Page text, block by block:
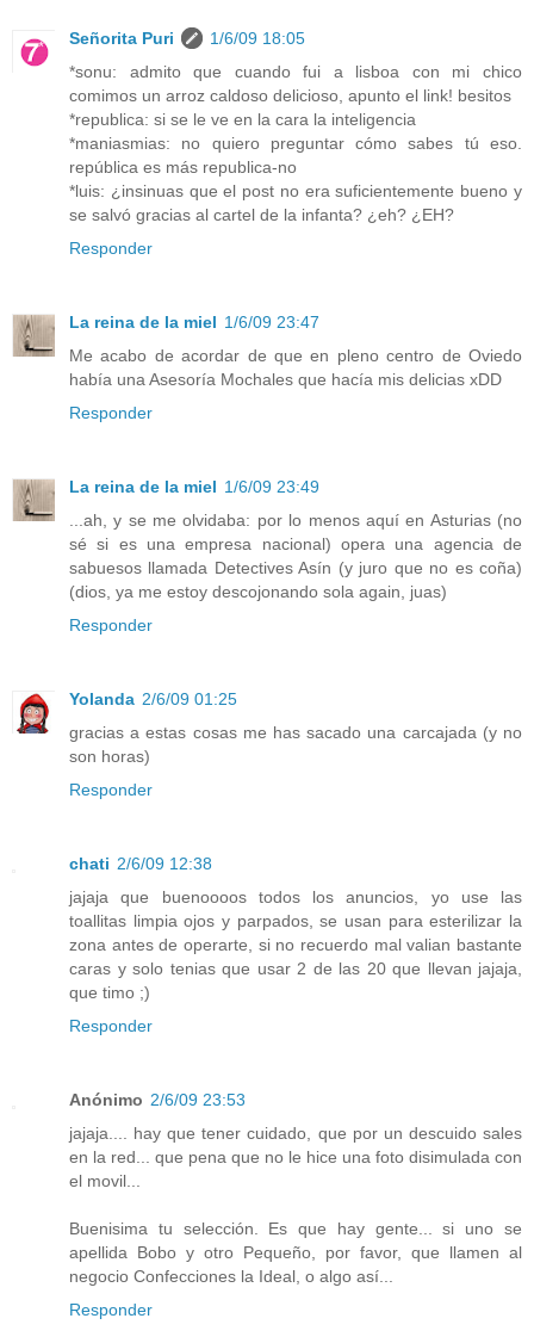
Señorita Puri
1/6/09 18:05
*sonu: admito que cuando fui a lisboa con mi chico
comimos un arroz caldoso delicioso, apunto el link! besitos
*republica: si se le ve en la cara la inteligencia
*maniasmias: no quiero preguntar cómo sabes tú eso.
república es más republica-no
*luis: ¿insinuas que el post no era suficientemente bueno y
se salvó gracias al cartel de la infanta? ¿eh? ¿EH?
Responder
La reina de la miel 1/6/09 23:47
Me acabo de acordar de que en pleno centro de Oviedo
había una Asesoría Mochales que hacía mis delicias xDD
Responder
La reina de la miel 1/6/09 23:49
...ah, y se me olvidaba: por lo menos aquí en Asturias (no
sé si es una empresa nacional) opera una agencia de
sabuesos llamada Detectives Asín (y juro que no es coña)
(dios, ya me estoy descojonando sola again, juas)
Responder
Yolanda 2/6/09 01:25
gracias a estas cosas me has sacado una carcajada (y no
son horas)
Responder
chati 2/6/09 12:38
jajaja que buenoooos todos los anuncios, yo use las
toallitas limpia ojos y parpados, se usan para esterilizar la
zona antes de operarte, si no recuerdo mal valian bastante
caras y solo tenias que usar 2 de las 20 que llevan jajaja,
que timo ;)
Responder
Anónimo 2/6/09 23:53
jajaja.... hay que tener cuidado, que por un descuido sales
en la red... que pena que no le hice una foto disimulada con
el movil...
Buenisima tu selección. Es que hay gente... si uno se
apellida Bobo y otro Pequeño, por favor, que llamen al
negocio Confecciones la Ideal, o algo así...
Responder